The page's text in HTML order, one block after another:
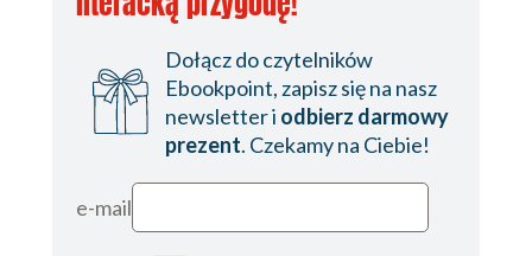
Dołącz do czytelników
Ebookpoint, zapisz się na nasz
newsletter i odbierz darmowy
prezent. Czekamy na Ciebie!
e-mail